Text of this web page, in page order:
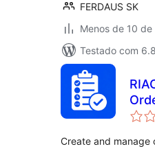
FERDAUS SK
Menos de 10
Testado com
Create and manage